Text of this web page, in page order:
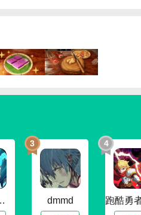
戏特色
真。玩家需要实际操作各
供了多种食材和调味料，
不同的汤。
好餐厅，迅速为更多的客人
让更多的玩家管理好自己的
限钻石版
3
dmmd
4